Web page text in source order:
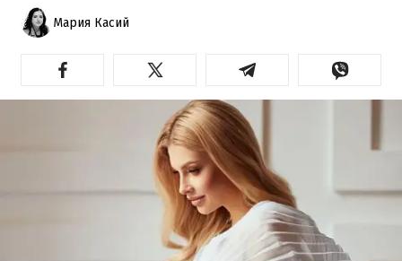
Мария Касий